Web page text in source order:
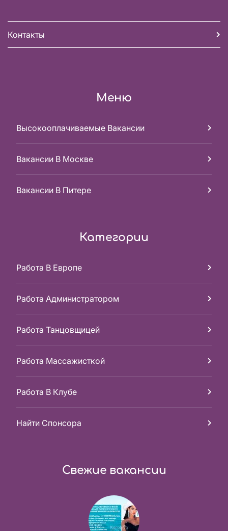
Контакты
Меню
Высокооплачиваемые Вакансии
Вакансии В Москве
Вакансии В Питере
Категории
Работа В Европе
Работа Администратором
Работа Танцовщицей
Работа Массажисткой
Работа В Клубе
Найти Спонсора
Свежие вакансии